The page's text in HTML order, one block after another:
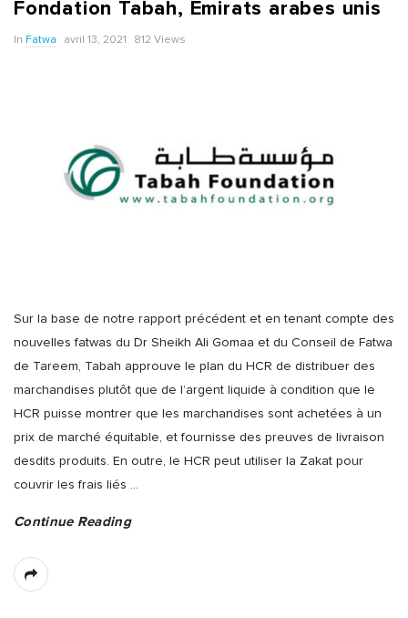
Fondation Tabah, Émirats arabes unis
In Fatwa avril 13, 2021 812 Views
Sur la base de notre rapport précédent et en tenant compte des
nouvelles fatwas du Dr Sheikh Ali Gomaa et du Conseil de Fatwa
de Tareem, Tabah approuve le plan du HCR de distribuer des
marchandises plutôt que de l’argent liquide à condition que le
HCR puisse montrer que les marchandises sont achetées à un
prix de marché équitable, et fournisse des preuves de livraison
desdits produits. En outre, le HCR peut utiliser la Zakat pour
couvrir les frais liés
Continue Reading